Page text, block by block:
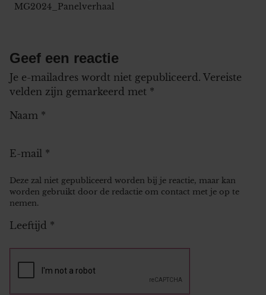
MG2024_Panelverhaal
Geef een reactie
Je e-mailadres wordt niet gepubliceerd. Vereiste
velden zijn gemarkeerd met *
Naam *
E-mail *
Deze zal niet gepubliceerd worden bij je reactie, maar kan
worden gebruikt door de redactie om contact met je op te
nemen.
Leeftijd *